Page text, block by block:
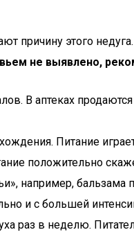
причину этого
не выявлено,
В аптеках
Питание
положительно
например,
и с большей
раз в неделю.